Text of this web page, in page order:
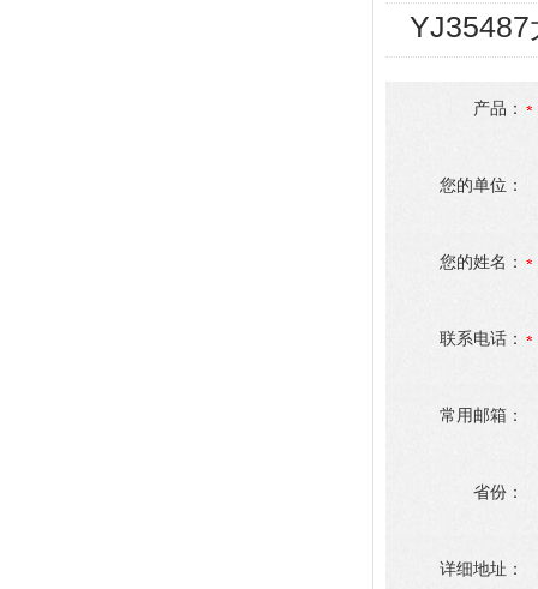
YJ35487
产品：
您的单位：
您的姓名：
联系电话：
常用邮箱：
省份：
详细地址：